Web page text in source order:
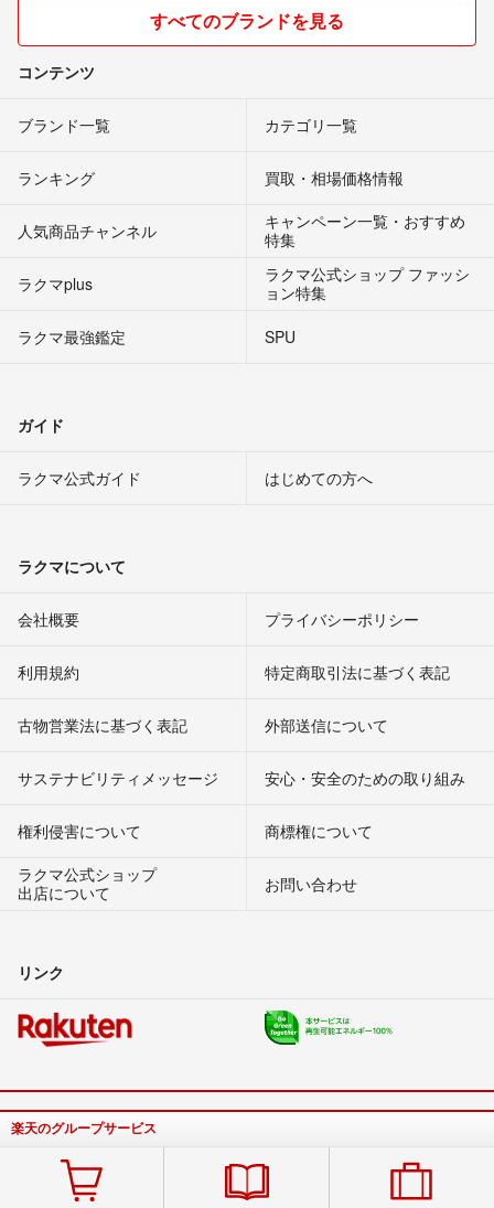
すべてのブランドを見る
コンテンツ
ブランド一覧 カテゴリ一覧
ランキング 買取・相場価格情報
人気商品チャンネル
キャンペーン一覧・おすすめ
特集
ラクマplus
ラクマ公式ショップ ファッシ
ョン特集
ラクマ最強鑑定
SPU
ガイド
ラクマ公式ガイド はじめての方へ
ラクマについて
会社概要 プライバシーポリシー
利用規約 特定商取引法に基づく表記
古物営業法に基づく表記 外部送信について
サステナビリティメッセージ 安心・安全のための取り組み
権利侵害について
商標権について
ラクマ公式ショップ
出店について
お問い合わせ
リンク
楽天のグループサービス